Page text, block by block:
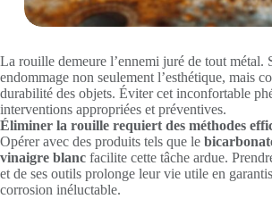
La rouille demeure l’ennemi juré de tout métal.
endommage non seulement l’esthétique, mais
durabilité des objets. Éviter cet inconfortable
interventions appropriées et préventives.
Éliminer la rouille requiert des méthodes
Opérer avec des produits tels que le
vinaigre blanc facilite cette tâche ardue.
et de ses outils prolonge leur vie utile en
corrosion inéluctable.